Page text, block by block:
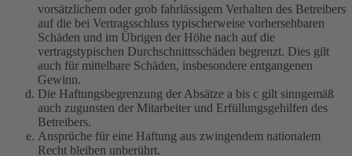
vorsätzlichem oder grob fahrlässigem Verhalten des Betreibers
auf die bei Vertragsschluss typischerweise vorhersehbaren
Schäden und im Übrigen der Höhe nach auf die
vertragstypischen Durchschnittsschäden begrenzt. Dies gilt
auch für mittelbare Schäden, insbesondere entgangenen
Gewinn.
Die Haftungsbegrenzung der Absätze a bis c gilt sinngemäß
auch zugunsten der Mitarbeiter und Erfüllungsgehilfen des
Betreibers.
Ansprüche für eine Haftung aus zwingendem nationalem
Recht bleiben unberührt.